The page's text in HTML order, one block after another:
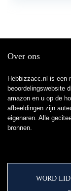
Over ons
Hebbizzacc.nl is een
beoordelingswebsite
amazon en u op de
afbeeldingen zijn
eigenaren. Alle
bronnen.
WORD